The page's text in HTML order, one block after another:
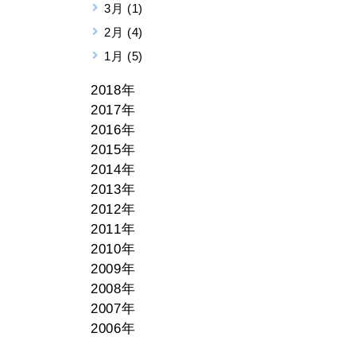
3月 (1)
2月 (4)
1月 (5)
2018年
2017年
2016年
2015年
2014年
2013年
2012年
2011年
2010年
2009年
2008年
2007年
2006年